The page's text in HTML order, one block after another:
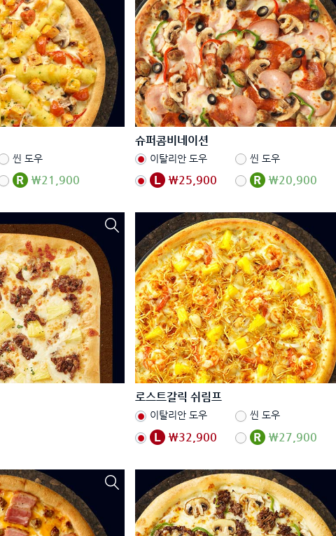
씬 도우
₩21,900
슈퍼콤비네이션
이탈리안 도우 씬 도우
₩25,900 ₩20,900
로스트갈릭 쉬림프
이탈리안 도우 씬 도우
₩32,900 ₩27,900